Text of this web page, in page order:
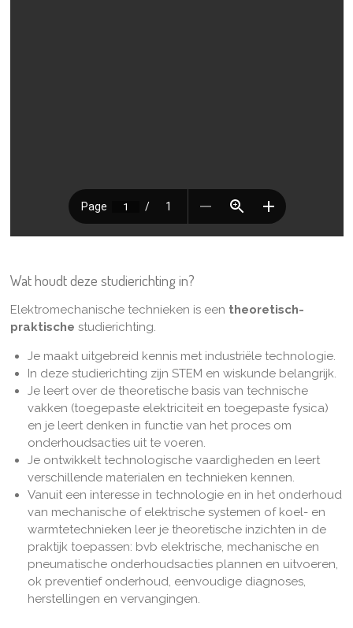
Wat houdt deze studierichting in?
Elektromechanische technieken is een theoretisch-
praktische studierichting.
Je maakt uitgebreid kennis met industriële technologie.
In deze studierichting zijn STEM en wiskunde belangrijk.
Je leert over de theoretische basis van technische
vakken (toegepaste elektriciteit en toegepaste fysica)
en je leert denken in functie van het proces om
onderhoudsacties uit te voeren.
Je ontwikkelt technologische vaardigheden en leert
verschillende materialen en technieken kennen.
Vanuit een interesse in technologie en in het onderhoud
van mechanische of elektrische systemen of koel- en
warmtetechnieken leer je theoretische inzichten in de
praktijk toepassen: bvb elektrische, mechanische en
pneumatische onderhoudsacties plannen en uitvoeren,
ok preventief onderhoud, eenvoudige diagnoses,
herstellingen en vervangingen.